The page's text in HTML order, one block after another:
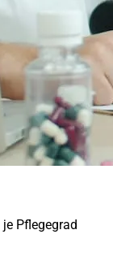
Pflegegrad